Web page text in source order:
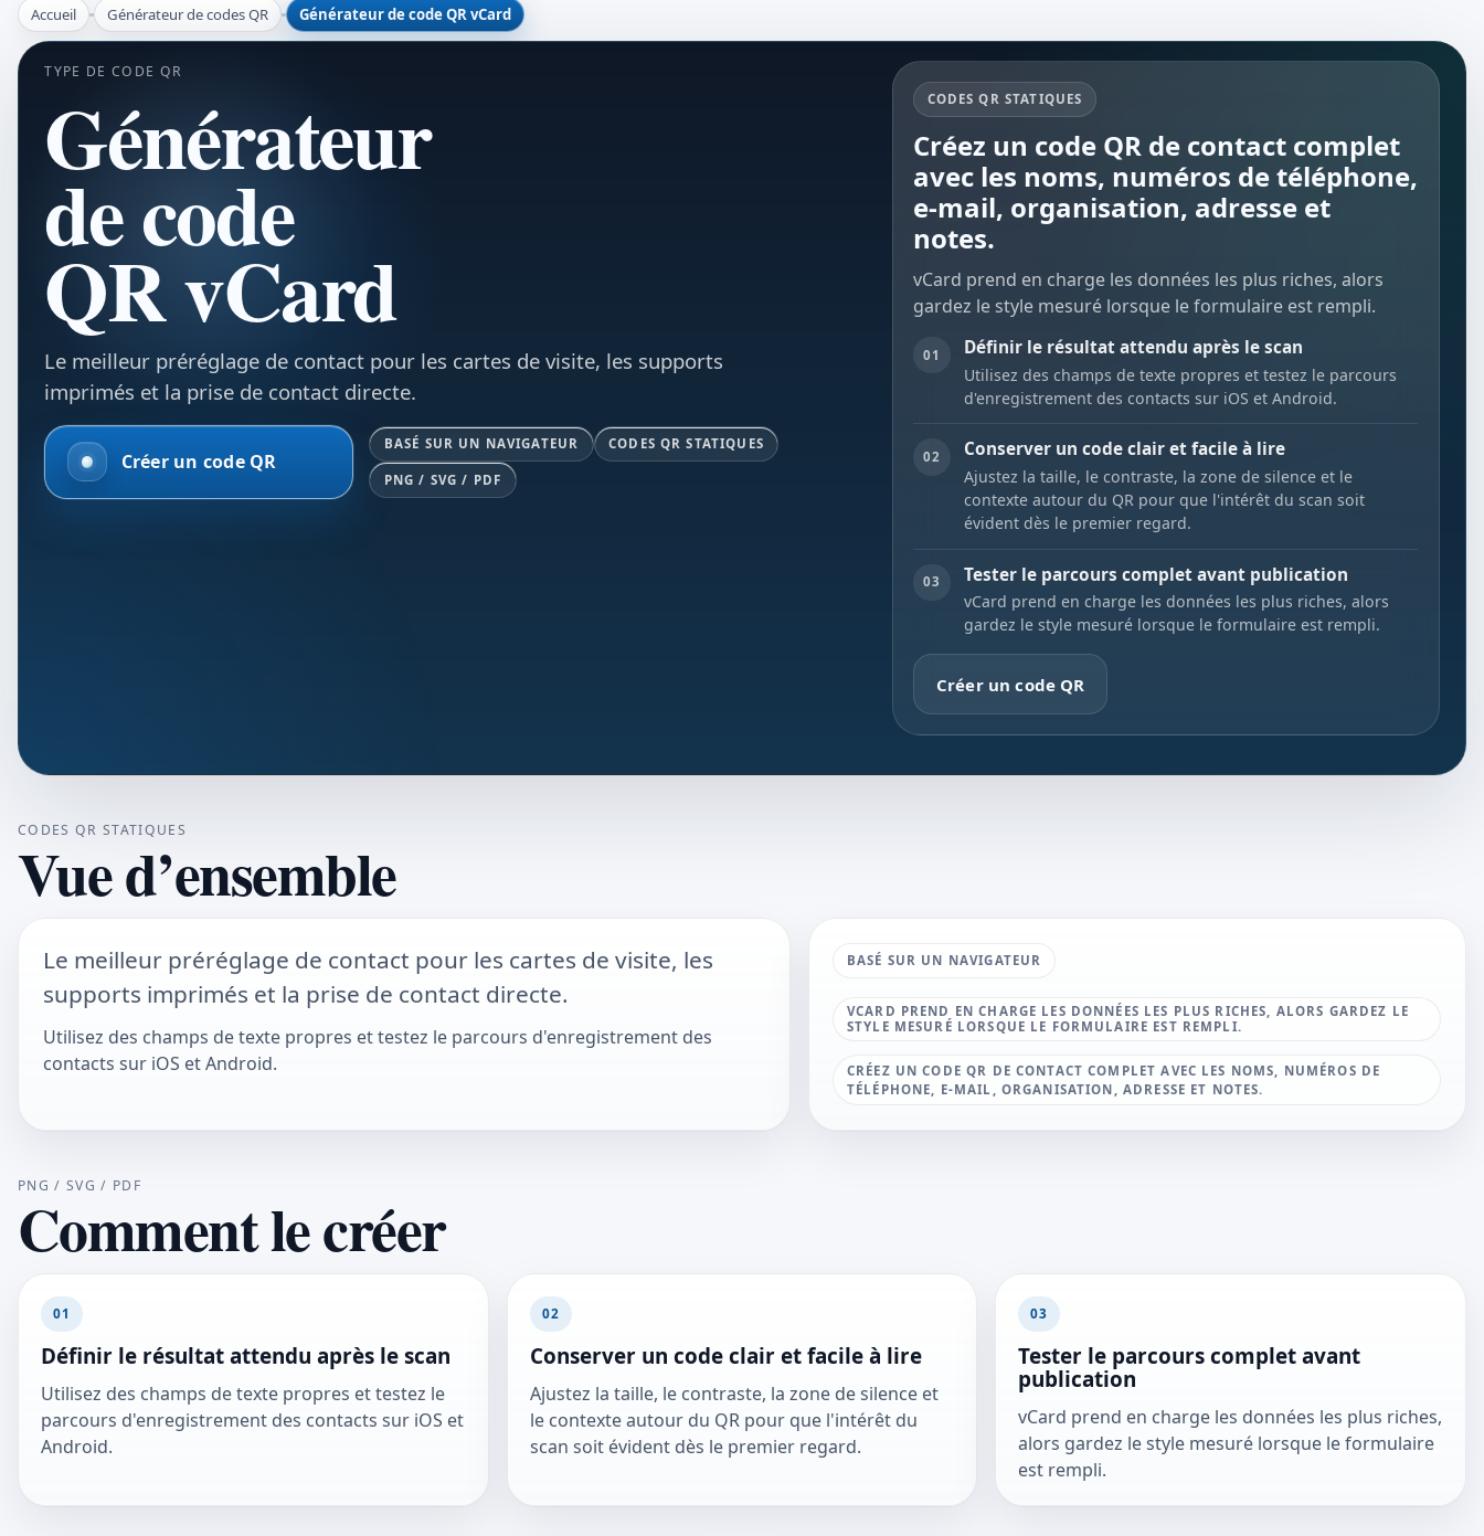
Accueil Générateur de codes QR Générateur de code QR vCard
TYPE DE CODE QR
Générateur
de code
QR vCard
Le meilleur préréglage de contact pour les cartes de visite, les supports
imprimés et la prise de contact directe.
Créer un code QR
BASÉ SUR UN NAVIGATEUR CODES QR STATIQUES
PNG / SVG / PDF
CODES QR STATIQUES
Créez un code QR de contact complet
avec les noms, numéros de téléphone,
e-mail, organisation, adresse et
notes.
vCard prend en charge les données les plus riches, alors
gardez le style mesuré lorsque le formulaire est rempli.
01 Définir le résultat attendu après le scan
Utilisez des champs de texte propres et testez le parcours
d'enregistrement des contacts sur iOS et Android.
02 Conserver un code clair et facile à lire
Ajustez la taille, le contraste, la zone de silence et le
contexte autour du QR pour que l'intérêt du scan soit
évident dès le premier regard.
03 Tester le parcours complet avant publication
vCard prend en charge les données les plus riches, alors
gardez le style mesuré lorsque le formulaire est rempli.
Créer un code QR
CODES QR STATIQUES
Vue d’ensemble
Le meilleur préréglage de contact pour les cartes de visite, les
supports imprimés et la prise de contact directe.
Utilisez des champs de texte propres et testez le parcours d'enregistrement des
contacts sur iOS et Android.
BASÉ SUR UN NAVIGATEUR
VCARD PREND EN CHARGE LES DONNÉES LES PLUS RICHES, ALORS GARDEZ LE
STYLE MESURÉ LORSQUE LE FORMULAIRE EST REMPLI.
CRÉEZ UN CODE QR DE CONTACT COMPLET AVEC LES NOMS, NUMÉROS DE
TÉLÉPHONE, E-MAIL, ORGANISATION, ADRESSE ET NOTES.
PNG / SVG / PDF
Comment le créer
01
Définir le résultat attendu après le scan
Utilisez des champs de texte propres et testez le
parcours d'enregistrement des contacts sur iOS et
Android.
02
Conserver un code clair et facile à lire
Ajustez la taille, le contraste, la zone de silence et
le contexte autour du QR pour que l'intérêt du
scan soit évident dès le premier regard.
03
Tester le parcours complet avant
publication
vCard prend en charge les données les plus riches,
alors gardez le style mesuré lorsque le formulaire
est rempli.